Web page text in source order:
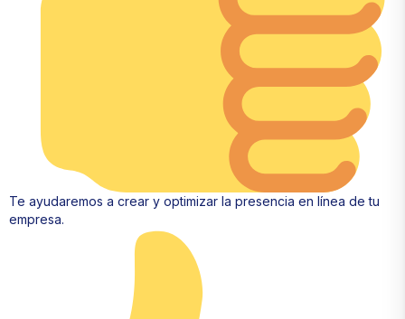
Te ayudaremos a crear y optimizar la presencia en línea de tu
empresa.